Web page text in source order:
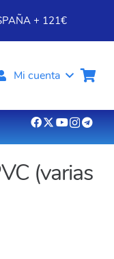
+ 121€
Mi cuenta
(varias